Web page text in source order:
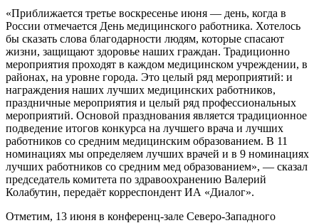
«Приближается третье воскресенье июня — день, когда в
России отмечается День медицинского работника. Хотелось
бы сказать слова благодарности людям, которые спасают
жизни, защищают здоровье наших граждан. Традиционно
мероприятия проходят в каждом медицинском учреждении, в
районах, на уровне города. Это целый ряд мероприятий: и
награждения наших лучших медицинских работников,
праздничные мероприятия и целый ряд профессиональных
мероприятий. Основой празднования является традиционное
подведение итогов конкурса на лучшего врача и лучших
работников со средним медицинским образованием. В 11
номинациях мы определяем лучших врачей и в 9 номинациях
лучших работников со средним мед образованием», — сказал
председатель комитета по здравоохранению Валерий
Колабутин, передаёт корреспондент ИА «Диалог».
Отметим, 13 июня в конференц-зале Северо-Западного